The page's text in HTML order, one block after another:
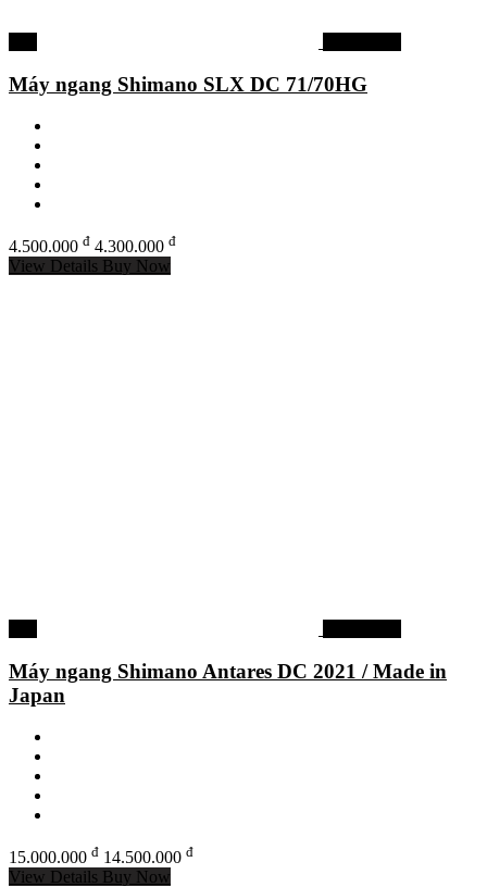
Máy ngang Shimano SLX DC 71/70HG
4.500.000 đ 4.300.000 đ
View Details Buy Now
Máy ngang Shimano Antares DC 2021 / Made in
Japan
15.000.000 đ 14.500.000 đ
View Details Buy Now